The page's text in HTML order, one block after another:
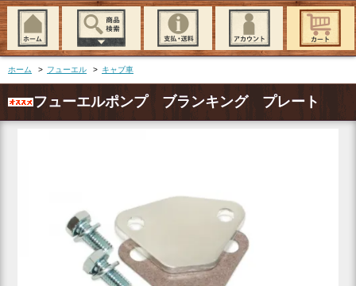
ホーム > フューエル > キャブ車
フューエルポンプ ブランキング プレート